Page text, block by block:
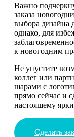
Важно
заказа
выбора дизайна
однако, для
к новогодним
Не упустите
коллег или
шарами с
прямо сейчас и
настоящему
Сделать